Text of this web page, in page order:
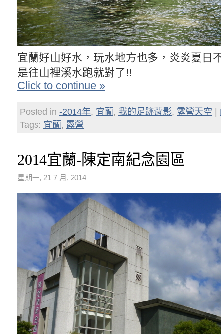
宜蘭好山好水，玩水地方也多，炎炎夏日
是往山裡溪水跑就對了!!
Click to continue »
Posted in -2014年, 宜蘭, 我的足跡背影, 露營天空
Tags: 宜蘭, 露營
2014宜蘭-陳定南紀念園區
星期一, 21 7 月, 2014